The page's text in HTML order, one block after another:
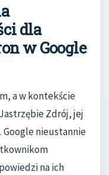
dla
w Google
a w kontekście
Zdrój, jej
Google nieustannie
na ich